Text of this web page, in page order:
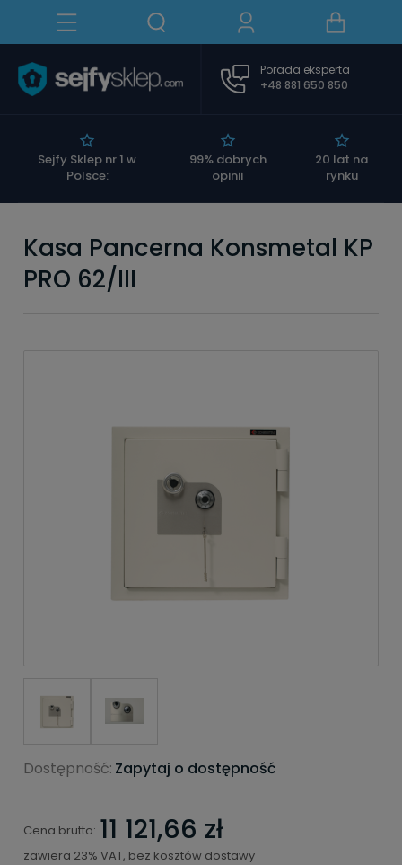
Sejfy Sklep nr 1 w
Polsce:
99% dobrych
opinii
20 lat na
rynku
Porada eksperta
+48 881 650 850
Kasa Pancerna Konsmetal KP
PRO 62/III
Dostępność: Zapytaj o dostępność
Cena brutto: 11 121,66 zł
zawiera 23% VAT, bez kosztów dostawy